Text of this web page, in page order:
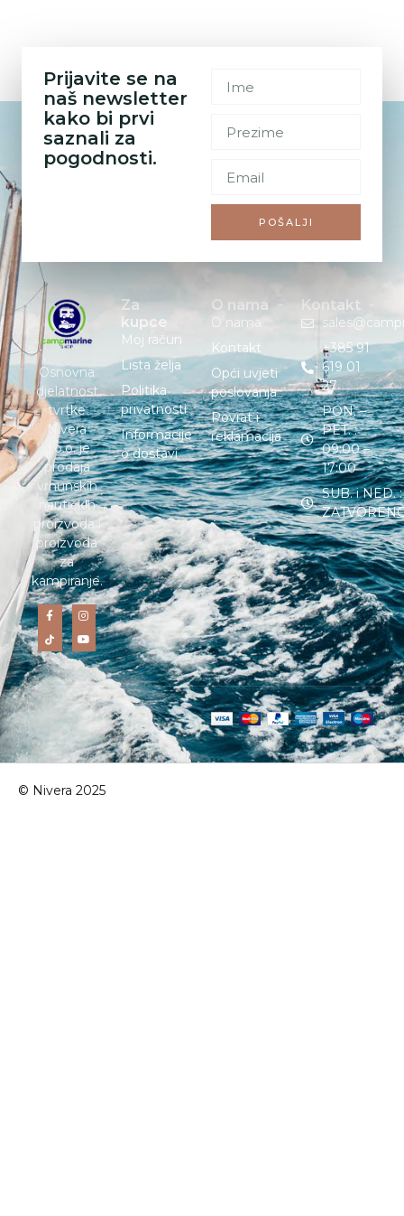
Prijavite se na
naš newsletter
kako bi prvi
saznali za
pogodnosti.
POŠALJI
Osnovna
djelatnost
tvrtke
Nivera
d.o.o. je
prodaja
vrhunskih
nautičkih
proizvoda i
proizvoda
za
kampiranje.
Za
kupce
Moj račun
Lista želja
Politika
privatnosti
Informacije
o dostavi
O nama
O nama
Kontakt
Opći uvjeti
poslovanja
Povrat i
reklamacija
Kontakt
+385 91
619 01
27
PON. –
PET. :
09:00 –
17:00
SUB. i NED. :
© Nivera 2025